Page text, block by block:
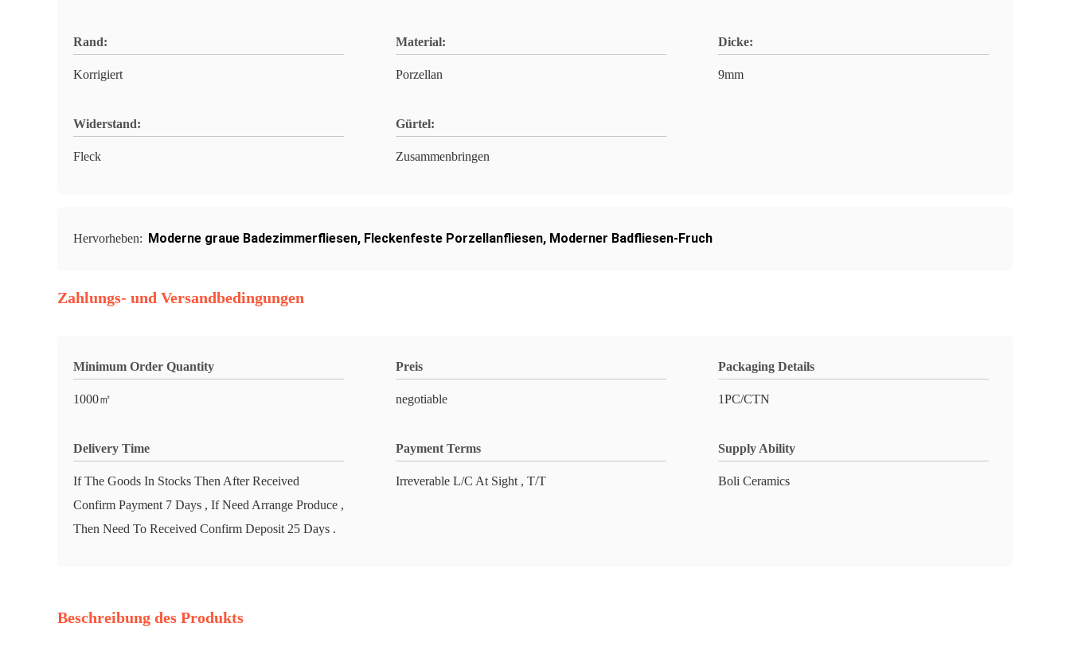
Rand:
Korrigiert
Material:
Porzellan
Dicke:
9mm
Widerstand:
Fleck
Gürtel:
Zusammenbringen
Hervorheben: Moderne graue Badezimmerfliesen, Fleckenfeste Porzellanfliesen, Moderner Badfliesen-Fruch
Zahlungs- und Versandbedingungen
Minimum Order Quantity
1000㎡
Preis
negotiable
Packaging Details
1PC/CTN
Delivery Time
If The Goods In Stocks Then After Received
Confirm Payment 7 Days , If Need Arrange Produce ,
Then Need To Received Confirm Deposit 25 Days .
Payment Terms
Irreverable L/C At Sight , T/T
Supply Ability
Boli Ceramics
Beschreibung des Produkts